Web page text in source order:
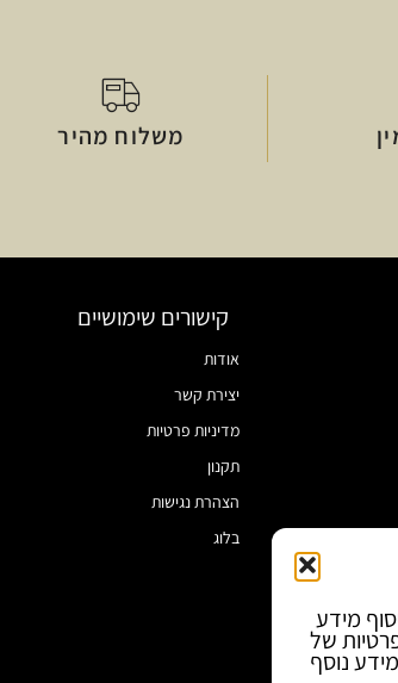
מידע
של
נוסף
משלוח מהיר
קישורים שימושיים
אודות
יצירת קשר
מדיניות פרטיות
תקנון
הצהרת נגישות
בלוג